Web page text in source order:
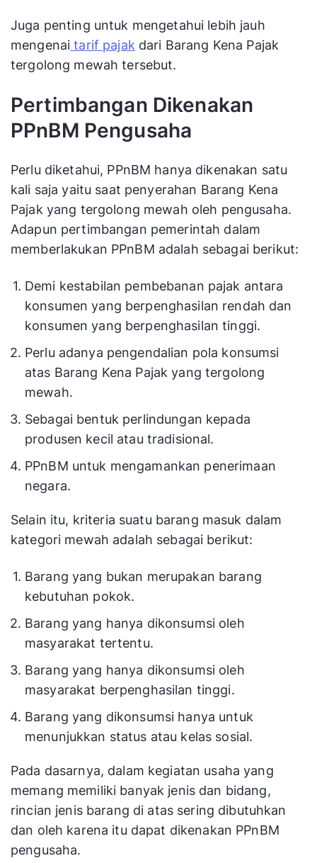
Juga penting untuk mengetahui lebih jauh
mengenai tarif pajakdari Barang Kena Pajak
tergolong mewah tersebut.
Pertimbangan Dikenakan
PPnBM Pengusaha
Perlu diketahui, PPnBM hanya dikenakan satu
kali saja yaitu saat penyerahan Barang Kena
Pajak yang tergolong mewah oleh pengusaha.
Adapun pertimbangan pemerintah dalam
memberlakukan PPnBM adalah sebagai berikut:
Demi kestabilan pembebanan pajak antara
konsumen yang berpenghasilan rendah dan
konsumen yang berpenghasilan tinggi.
Perlu adanya pengendalian pola konsumsi
atas Barang Kena Pajak yang tergolong
mewah.
Sebagai bentuk perlindungan kepada
produsen kecil atau tradisional.
PPnBM untuk mengamankan penerimaan
negara.
Selain itu, kriteria suatu barang masuk dalam
kategori mewah adalah sebagai berikut:
Barang yang bukan merupakan barang
kebutuhan pokok.
Barang yang hanya dikonsumsi oleh
masyarakat tertentu.
Barang yang hanya dikonsumsi oleh
masyarakat berpenghasilan tinggi.
Barang yang dikonsumsi hanya untuk
menunjukkan status atau kelas sosial.
Pada dasarnya, dalam kegiatan usaha yang
memang memiliki banyak jenis dan bidang,
rincian jenis barang di atas sering dibutuhkan
dan oleh karena itu dapat dikenakan PPnBM
pengusaha.